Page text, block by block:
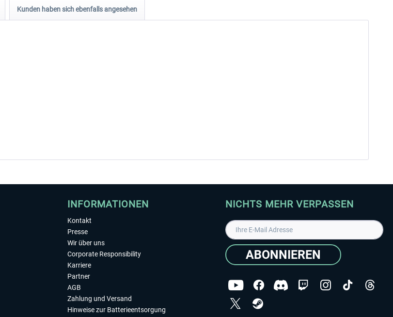
Kunden haben sich ebenfalls angesehen
INFORMATIONEN
Kontakt
Presse
Wir über uns
Corporate Responsibility
Karriere
Partner
AGB
Zahlung und Versand
Hinweise zur Batterieentsorgung
NICHTS MEHR VERPASSEN
ABONNIEREN